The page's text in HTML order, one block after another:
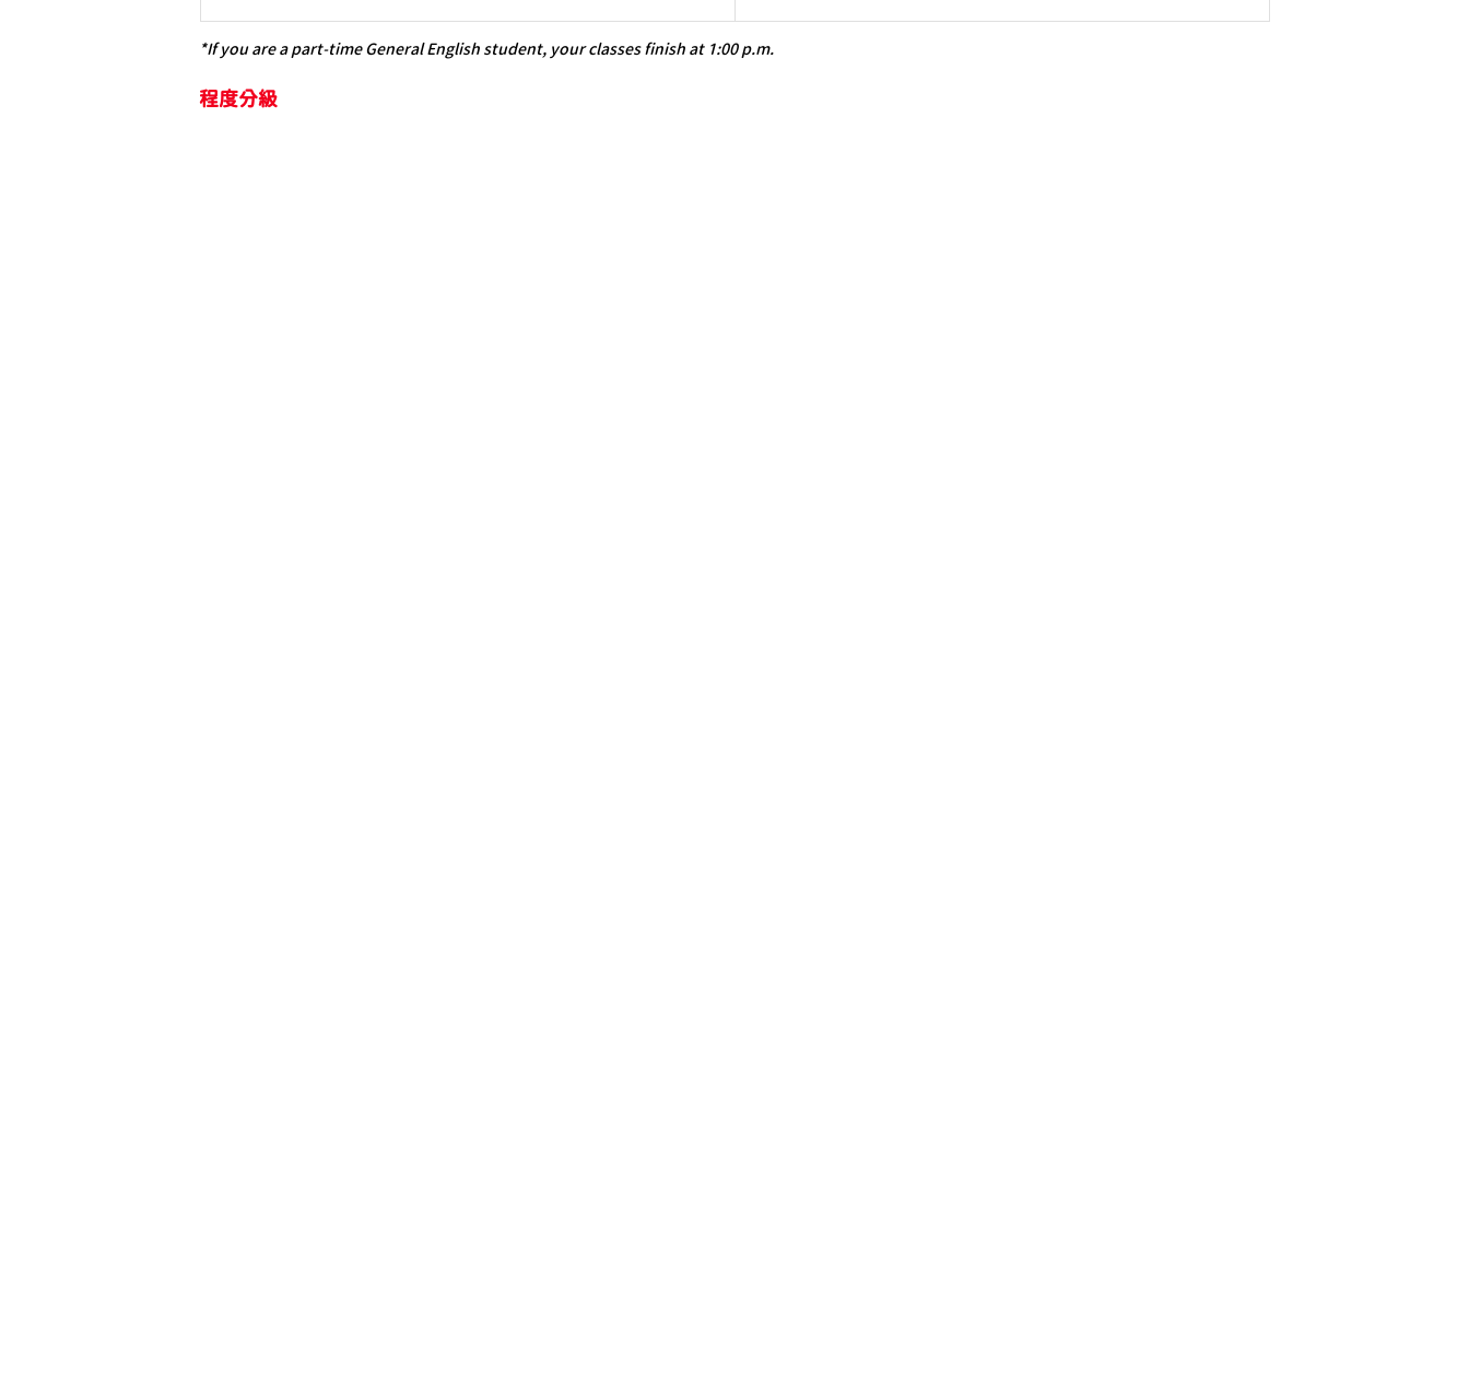
*If you are a part-time General English student, your classes finish at 1:00 p.m.
程度分級